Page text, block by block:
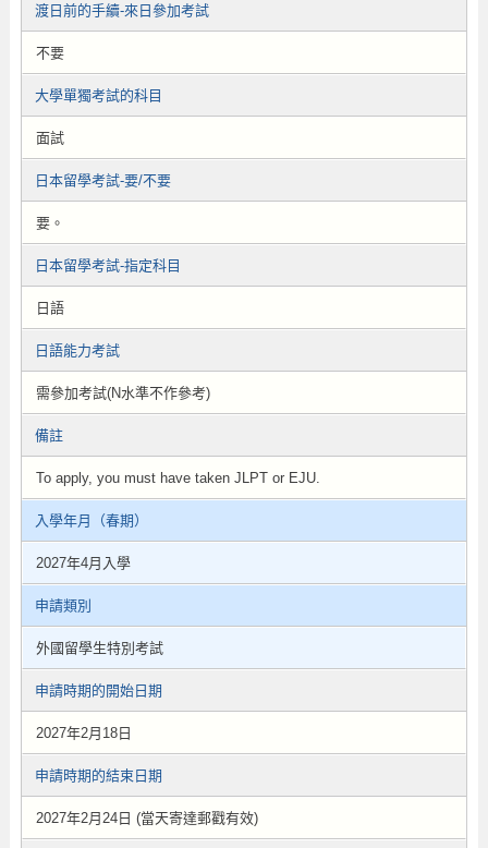
渡日前的手續-來日參加考試
不要
大學單獨考試的科目
面試
日本留學考試-要/不要
要。
日本留學考試-指定科目
日語
日語能力考試
需參加考試(N水準不作參考)
備註
To apply, you must have taken JLPT or EJU.
入學年月（春期）
2027年4月入學
申請類別
外國留學生特別考試
申請時期的開始日期
2027年2月18日
申請時期的結束日期
2027年2月24日 (當天寄達郵戳有效)